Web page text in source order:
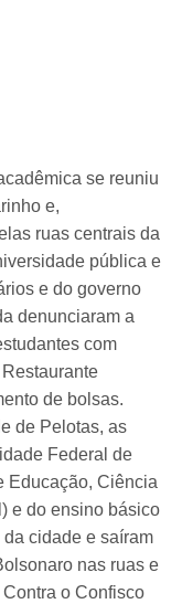
se reuniu
e,
ruas centrais da
pública e
e do governo
denunciaram a
com
de bolsas.
de Pelotas, as
Federal de
Educação, Ciência
e do ensino básico
cidade e saíram
nas ruas e
o Confisco